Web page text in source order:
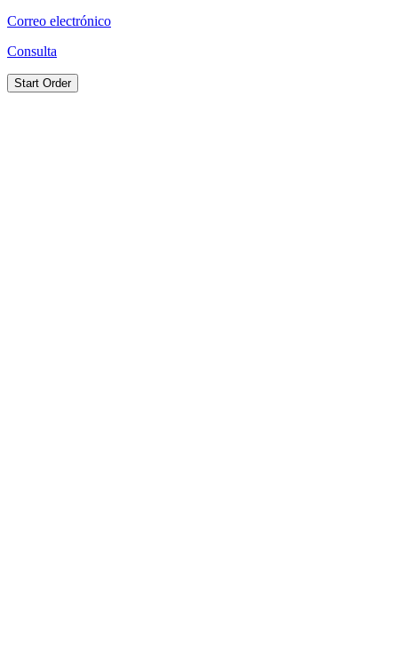
Correo electrónico
Consulta
Start Order